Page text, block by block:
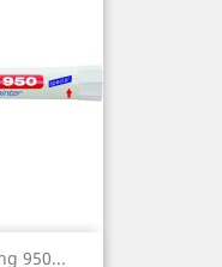
950...